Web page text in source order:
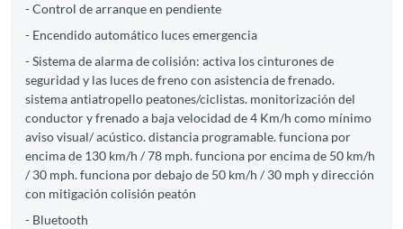
- Control de arranque en pendiente
- Encendido automático luces emergencia
- Sistema de alarma de colisión: activa los cinturones de
seguridad y las luces de freno con asistencia de frenado.
sistema antiatropello peatones/ciclistas. monitorización del
conductor y frenado a baja velocidad de 4 Km/h como mínimo
aviso visual/ acústico. distancia programable. funciona por
encima de 130 km/h / 78 mph. funciona por encima de 50 km/h
/ 30 mph. funciona por debajo de 50 km/h / 30 mph y dirección
con mitigación colisión peatón
- Bluetooth